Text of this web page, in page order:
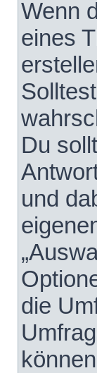
Wenn
eines
Du
und
die